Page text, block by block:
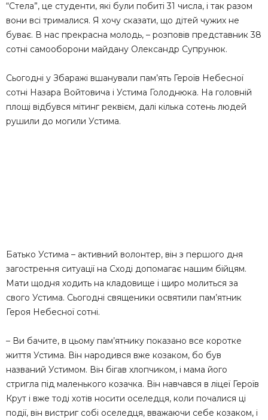
“Стела”, це студенти, які були побиті 31 числа, і так разом
вони всі трималися. Я хочу сказати, що дітей чужих не
буває. В нас прекрасна молодь, – розповів представник 38
сотні самооборони майдану Олександр Супрунюк.
Сьогодні у Збаражі вшанували пам’ять Героїв Небесної
сотні Назара Войтовича і Устима Голоднюка. На головній
площі відбувся мітинг реквієм, далі кілька сотень людей
рушили до могили Устима.
Батько Устима – активний волонтер, він з першого дня
загострення ситуації на Сході допомагає нашим бійцям.
Мати щодня ходить на кладовище і щиро молиться за
свого Устима. Сьогодні священики освятили пам’ятник
Героя Небесної сотні.
– Ви бачите, в цьому пам’ятнику показано все коротке
життя Устима. Він народився вже козаком, бо був
названий Устимом. Він бігав хлопчиком, і мама його
стригла під маленького козачка. Він навчався в ліцеї Героїв
Крут і вже тоді хотів носити оселедця, коли почалися ці
події, він вистриг собі оселедця, вважаючи себе козаком, і